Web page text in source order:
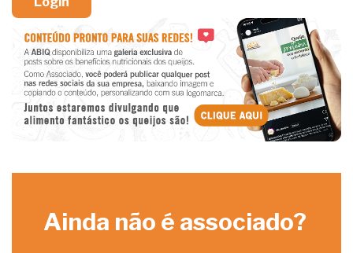
Ainda não é associado?